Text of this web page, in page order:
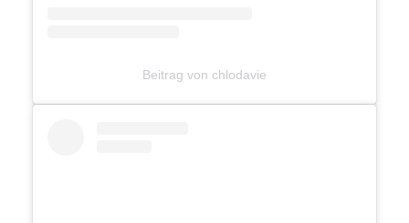
Beitrag von chlodavie